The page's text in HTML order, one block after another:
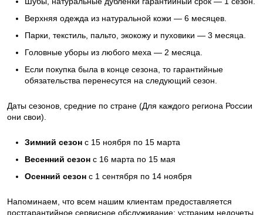
Верхняя одежда из натуральной кожи — 6 месяцев.
Парки, текстиль, пальто, экокожу и пуховики — 3 месяца.
Головные уборы из любого меха — 2 месяца.
Если покупка была в конце сезона, то гарантийные
обязательства перенесутся на следующий сезон.
Даты сезонов, средние по стране (Для каждого региона России
они свои).
Зимний сезон с 15 ноября по 15 марта
Весенний сезон с 16 марта по 15 мая
Осенний сезон с 1 сентября по 14 ноября
Напоминаем, что всем нашим клиентам предоставляется
постгарантийное сервисное обслуживание: устраним недочеты